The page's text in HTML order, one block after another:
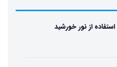
از نور خورشید